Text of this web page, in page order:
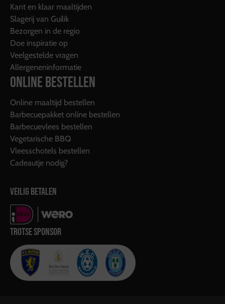
Kant en klaar maaltijden
Slagerij van Guilik
Bezorgen in de regio
Doe inspiratie op
Veelgestelde vragen
Allergeneninformatie
ONLINE BESTELLEN
Online maaltijd bestellen
Barbecuepakket online bestellen
Barbecuevlees bestellen
Vegetarische BBQ
Vleesschotels bestellen
Cadeautje nodig?
VEILIG BETALEN
TROTSE SPONSOR